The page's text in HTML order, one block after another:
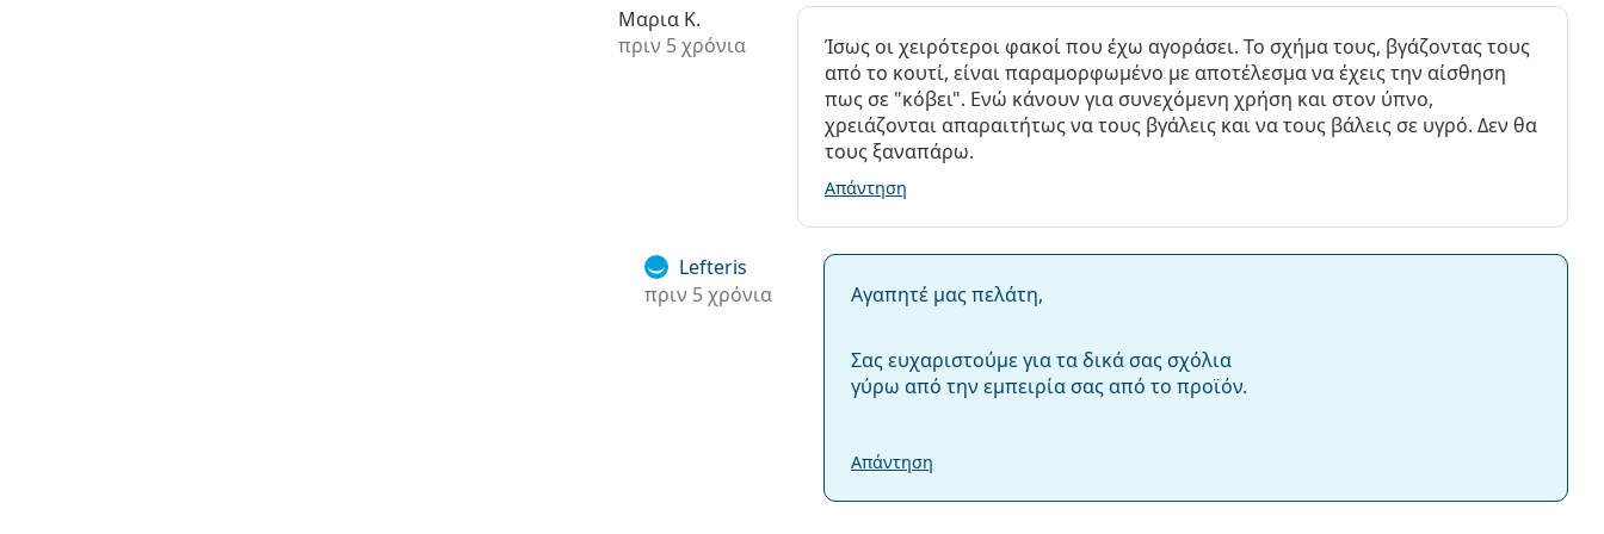
Μαρια Κ.
πριν 5 χρόνια
Ίσως οι χειρότεροι φακοί που έχω αγοράσει. Το σχήμα τους, βγάζοντας τους
από το κουτί, είναι παραμορφωμένο με αποτέλεσμα να έχεις την αίσθηση
πως σε "κόβει". Ενώ κάνουν για συνεχόμενη χρήση και στον ύπνο,
χρειάζονται απαραιτήτως να τους βγάλεις και να τους βάλεις σε υγρό. Δεν θα
τους ξαναπάρω.
Απάντηση
Lefteris
πριν 5 χρόνια
Αγαπητέ μας πελάτη,
Σας ευχαριστούμε για τα δικά σας σχόλια
γύρω από την εμπειρία σας από το προϊόν.
Απάντηση